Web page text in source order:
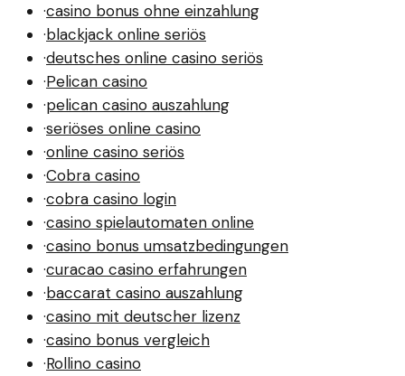
·casino bonus ohne einzahlung
·blackjack online seriös
·deutsches online casino seriös
·Pelican casino
·pelican casino auszahlung
·seriöses online casino
·online casino seriös
·Cobra casino
·cobra casino login
·casino spielautomaten online
·casino bonus umsatzbedingungen
·curacao casino erfahrungen
·baccarat casino auszahlung
·casino mit deutscher lizenz
·casino bonus vergleich
·Rollino casino